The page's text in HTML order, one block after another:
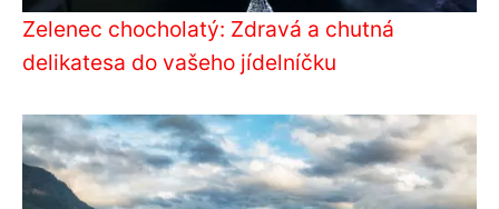
Zelenec chocholatý: Zdravá a chutná
delikatesa do vašeho jídelníčku